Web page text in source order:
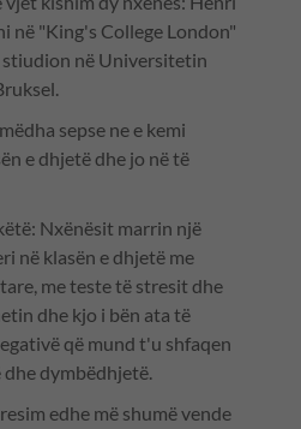
në "King's College London"
stiudion në Universitetin
sepse ne e kemi
e dhjetë dhe jo në të
Nxënësit marrin një
në klasën e dhjetë me
me teste të stresit dhe
dhe kjo i bën ata të
që mund t'u shfaqen
dymbëdhjetë.
edhe më shumë vende